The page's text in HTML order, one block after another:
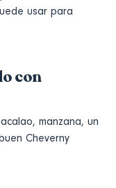
usar para
con
manzana, un
Cheverny